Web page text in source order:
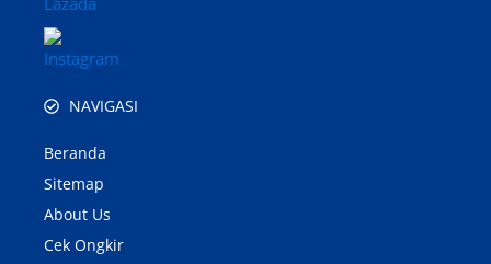
NAVIGASI
Beranda
Sitemap
About Us
Cek Ongkir